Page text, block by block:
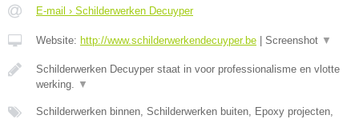
E-mail › Schilderwerken Decuyper
Website: http://www.schilderwerkendecuyper.be | Screenshot ▼
Schilderwerken Decuyper staat in voor professionalisme en vlotte
werking.
▼
Schilderwerken binnen, Schilderwerken buiten, Epoxy projecten,